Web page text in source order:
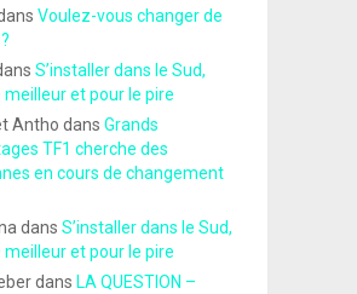
Voulez-vous changer de
S’installer dans le Sud,
meilleur et pour le pire
Antho dans Grands
TF1 cherche des
en cours de changement
dans S’installer dans le Sud,
meilleur et pour le pire
dans LA QUESTION –